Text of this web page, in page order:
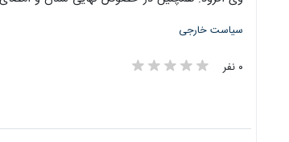
سیاست خارجی
۰ نفر